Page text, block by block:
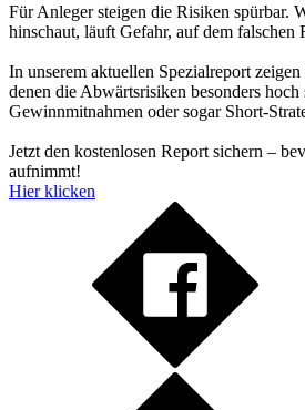
Für Anleger steigen die Risiken spürbar.
hinschaut, läuft Gefahr, auf dem falschen
In unserem aktuellen Spezialreport
denen die Abwärtsrisiken besonders
Gewinnmitnahmen oder sogar Short-
Jetzt den kostenlosen Report sichern –
aufnimmt!
Hier klicken